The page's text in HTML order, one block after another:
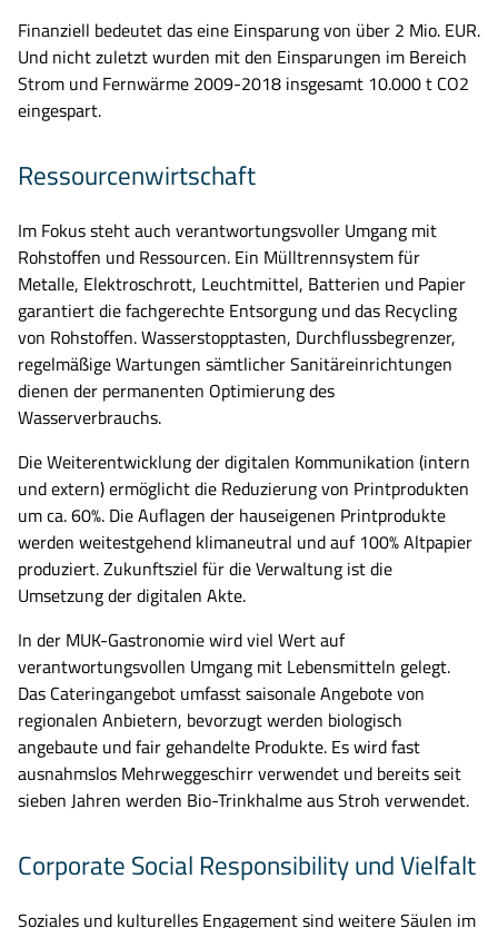
Finanziell bedeutet das eine Einsparung von über 2 Mio. EUR.
Und nicht zuletzt wurden mitden Einsparungen im Bereich
Strom und Fernwärme 2009-2018 insgesamt 10.000 t CO2
eingespart.
Ressourcenwirtschaft
Im Fokussteht auch verantwortungsvoller Umgang mit
Rohstoffen und Ressourcen. Ein Mülltrennsystem für
Metalle, Elektroschrott, Leuchtmittel, Batterien und Papier
garantiert die fachgerechte Entsorgung und das Recycling
von Rohstoffen. Wasserstopptasten, Durchflussbegrenzer,
regelmäßige Wartungen sämtlicher Sanitäreinrichtungen
dienen der permanenten Optimierung des
Wasserverbrauchs.
DieWeiterentwicklung der digitalen Kommunikation (intern
und extern) ermöglicht die Reduzierung von Printprodukten
um ca. 60%. Die Auflagen der hauseigenen Printprodukte
werden weitestgehend klimaneutral und auf 100% Altpapier
produziert.Zukunftsziel für dieVerwaltung ist die
Umsetzung der digitalen Akte.
In der MUK-Gastronomie wird viel Wert auf
verantwortungsvollen Umgang mit Lebensmitteln gelegt.
Das Cateringangebot umfasst saisonale Angebote von
regionalen Anbietern, bevorzugt werden biologisch
angebaute und fair gehandelte Produkte. Es wird fast
ausnahmslos Mehrweggeschirr verwendet und bereitsseit
sieben Jahren werden Bio-Trinkhalme ausStroh verwendet.
Corporate Social Responsibility und Vielfalt
Soziales und kulturelles Engagementsind weitere Säulen im